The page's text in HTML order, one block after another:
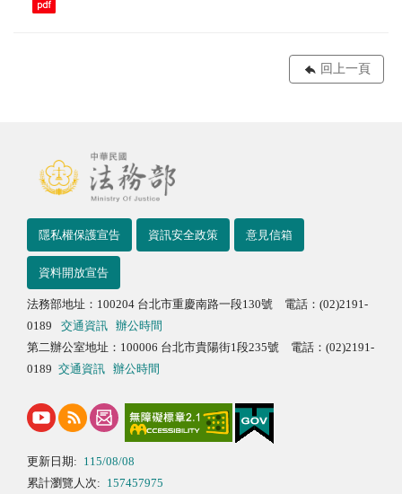
回上一頁
隱私權保護宣告 資訊安全政策 意見信箱
資料開放宣告
法務部地址：100204 台北市重慶南路一段130號 電話：(02)2191-
0189
交通資訊
辦公時間
第二辦公室地址：100006 台北市貴陽街1段235號 電話：(02)2191-
0189 交通資訊 辦公時間
更新日期: 115/08/08
累計瀏覽人次: 157457975